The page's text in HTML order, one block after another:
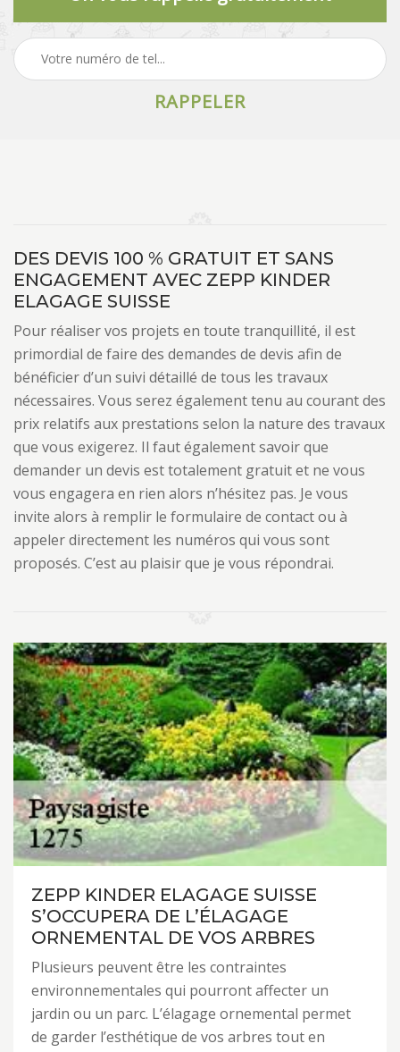
DES DEVIS 100 % GRATUIT ET SANS
ENGAGEMENT AVEC ZEPP KINDER
ELAGAGE SUISSE
Pour réaliser vos projets en toute tranquillité, il est
primordial de faire des demandes de devis afin de
bénéficier d’un suivi détaillé de tous les travaux
nécessaires. Vous serez également tenu au courant des
prix relatifs aux prestations selon la nature des travaux
que vous exigerez. Il faut également savoir que
demander un devis est totalement gratuit et ne vous
vous engagera en rien alors n’hésitez pas. Je vous
invite alors à remplir le formulaire de contact ou à
appeler directement les numéros qui vous sont
proposés. C’est au plaisir que je vous répondrai.
ZEPP KINDER ELAGAGE SUISSE
S’OCCUPERA DE L’ÉLAGAGE
ORNEMENTAL DE VOS ARBRES
Plusieurs peuvent être les contraintes
environnementales qui pourront affecter un
jardin ou un parc. L’élagage ornemental permet
de garder l’esthétique de vos arbres tout en